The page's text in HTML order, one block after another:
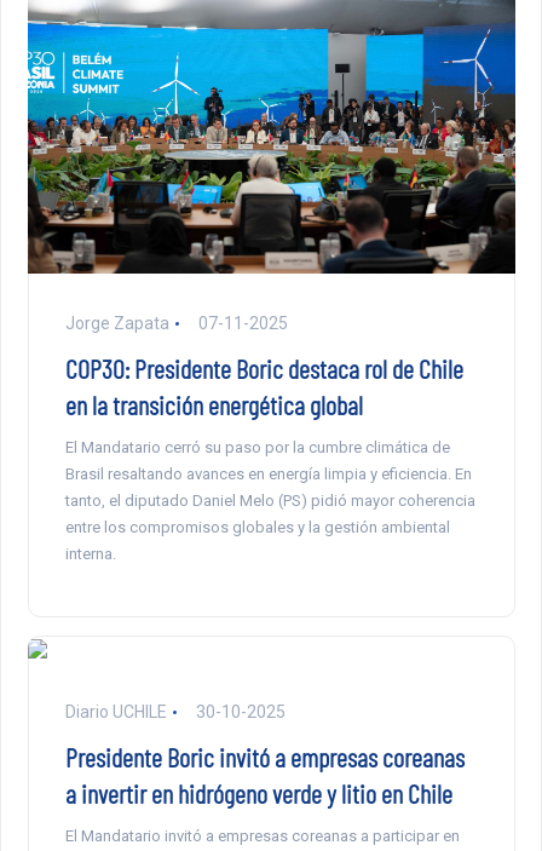
Jorge Zapata 07-11-2025
COP30: Presidente Boric destaca rol de Chile
en la transición energética global
El Mandatario cerró su paso por la cumbre climática de
Brasil resaltando avances en energía limpia y eficiencia. En
tanto, el diputado Daniel Melo (PS) pidió mayor coherencia
entre los compromisos globales y la gestión ambiental
interna.
Diario UCHILE 30-10-2025
Presidente Boric invitó a empresas coreanas
a invertir en hidrógeno verde y litio en Chile
El Mandatario invitó a empresas coreanas a participar en